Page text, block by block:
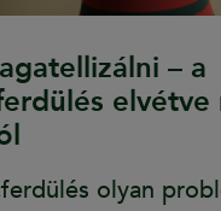
– a
elvétve
olyan